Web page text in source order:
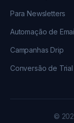
Para Newsletters
Automação de
Campanhas Drip
Conversão de Trial
©